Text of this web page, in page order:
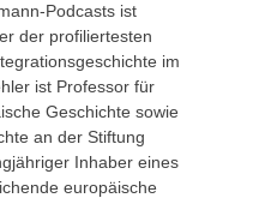
Podcasts ist
der profiliertesten
im
ist Professor für
Geschichte sowie
an der Stiftung
Inhaber eines
europäische